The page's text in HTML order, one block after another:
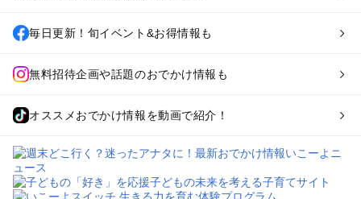
毎日更新！旬イベント&お得情報も
無料招待企画や話題のおでかけ情報も
オススメおでかけ情報を動画で紹介！